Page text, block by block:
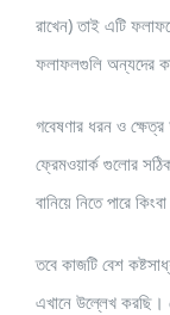
রাখেন) তাই এটি
ফলাফলগুলি অন্যদের
গবেষণার ধরন ও ক্ষেত্র
ফ্রেমওয়ার্ক গুলোর
বানিয়ে নিতে পারে
তবে কাজটি বেশ
এখানে উল্লেখ